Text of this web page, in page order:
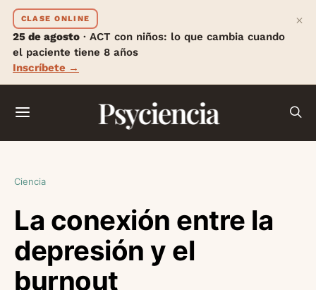
CLASE ONLINE
25 de agosto · ACT con niños: lo que cambia cuando
el paciente tiene 8 años
Inscríbete →
×
Psyciencia
Ciencia
La conexión entre la
depresión y el
burnout